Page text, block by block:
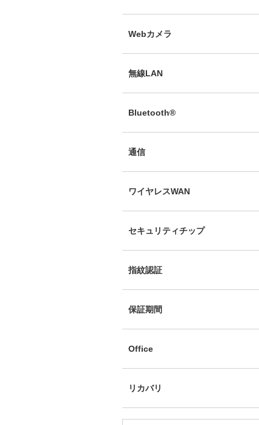
Webカメラ
無線LAN
Bluetooth®
通信
ワイヤレスWAN
セキュリティチップ
指紋認証
保証期間
Office
リカバリ